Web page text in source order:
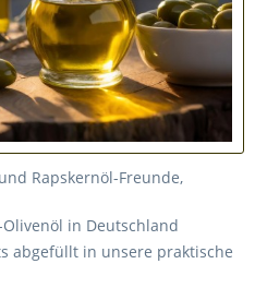
Rapskernöl-Freunde,
in Deutschland
abgefüllt in unsere praktische